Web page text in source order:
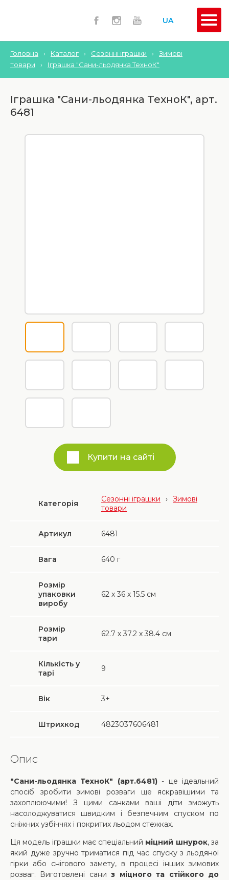
UA
Головна › Каталог › Сезонні іграшки ›
Зимові
товари
› Іграшка "Сани-льодянка ТехноК"
Іграшка "Сани-льодянка ТехноК", арт.
6481
Купити на сайті
Категорія Сезонні іграшки › Зимові
товари
Артикул 6481
Вага 640 г
Розмір
упаковки
виробу
62 х 36 х 15.5 см
Розмір
тари
62.7 х 37.2 х 38.4 см
Кількість у
тарі
9
Вік 3+
Штрихкод 4823037606481
Опис
"Сани-льодянка ТехноК" (арт.6481)- це ідеальний
спосіб зробити зимові розваги ще яскравішими та
захоплюючими! З цими санками ваші діти зможуть
насолоджуватися швидким і безпечним спуском по
сніжних узбіччях і покритих льодом стежках.
Ця модель іграшки має спеціальний міцний шнурок, за
який дуже зручно триматися під час спуску з льодяної
гірки або снігового замету, в процесі інших зимових
розваг. Виготовлені саниз міцного та стійкого до